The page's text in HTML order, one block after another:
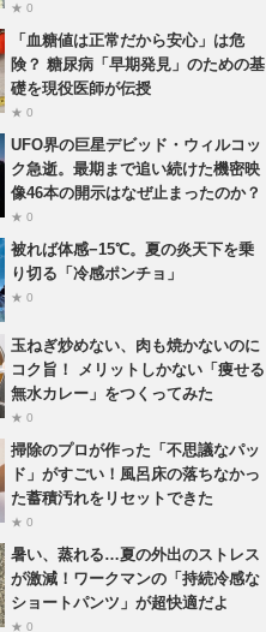
★ 0
「血糖値は正常だから安心」は危
険？ 糖尿病「早期発見」のための基
礎を現役医師が伝授
★ 0
UFO界の巨星デビッド・ウィルコッ
ク急逝。最期まで追い続けた機密映
像46本の開示はなぜ止まったのか？
★ 0
被れば体感−15℃。夏の炎天下を乗
り切る「冷感ポンチョ」
★ 0
玉ねぎ炒めない、肉も焼かないのに
コク旨！ メリットしかない「痩せる
無水カレー」をつくってみた
★ 0
掃除のプロが作った「不思議なパッ
ド」がすごい！風呂床の落ちなかっ
た蓄積汚れをリセットできた
★ 0
暑い、蒸れる…夏の外出のストレス
が激減！ワークマンの「持続冷感な
ショートパンツ」が超快適だよ
★ 0